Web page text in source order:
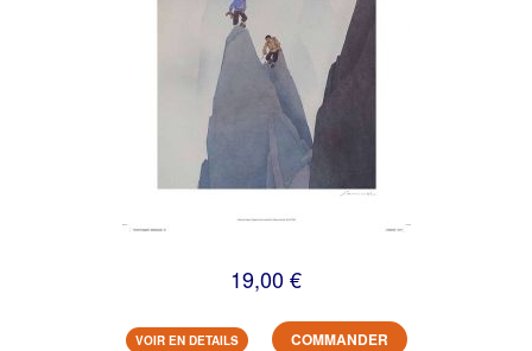
19,00 €
VOIR EN DETAILS COMMANDER